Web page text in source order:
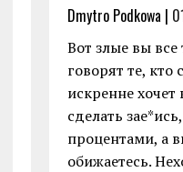
Dmytro Podkowa |
Вот злые вы все
говорят те, кто
искренне
сделать
процентами, а
обижаетесь.